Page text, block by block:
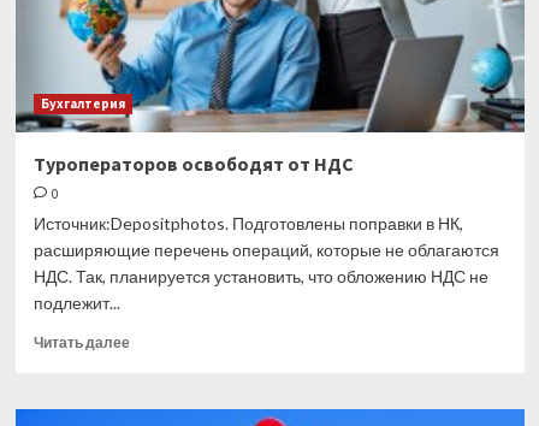
Бухгалтерия
Туроператоров освободят от НДС
0
Источник:Depositphotos. Подготовлены поправки в НК,
расширяющие перечень операций, которые не облагаются
НДС. Так, планируется установить, что обложению НДС не
подлежит...
Читать далееПрочитать
Туроператоров